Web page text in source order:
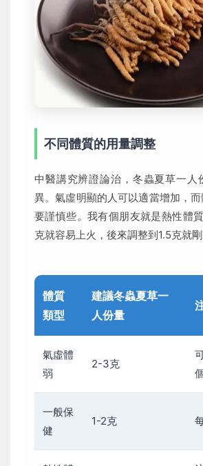
不同體質的用量調整
中醫講究辨證論治，冬蟲夏草一人
異。氣虛明顯的人可以適當增加，
要謹慎些。我有個朋友就是熱性體
克就容易上火，後來調整到1.5克就剛
體質
類型
建議冬蟲夏草一
人份量
氣虛體
弱
2-3克
一般保
健
1-2克